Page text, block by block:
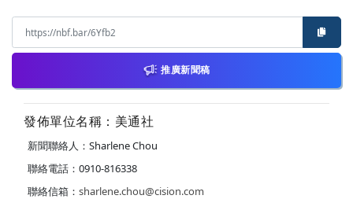
推廣新聞稿
發佈單位名稱：美通社
新聞聯絡人：Sharlene Chou
聯絡電話：0910-816338
聯絡信箱： sharlene.chou@cision.com